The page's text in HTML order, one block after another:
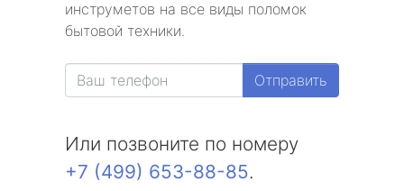
инструметов на все виды поломок
бытовой техники.
Отправить
Или позвоните по номеру
+7 (499) 653-88-85.